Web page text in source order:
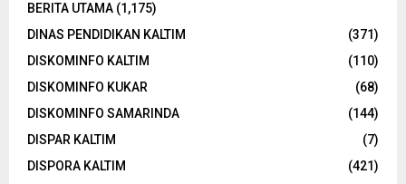
BERITA UTAMA (1,175)
DINAS PENDIDIKAN KALTIM
(371)
DISKOMINFO KALTIM
(110)
DISKOMINFO KUKAR
(68)
DISKOMINFO SAMARINDA
(144)
DISPAR KALTIM
(7)
DISPORA KALTIM
(421)